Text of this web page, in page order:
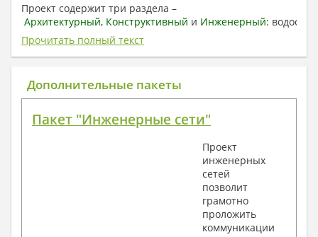
Проект содержит три раздела –
Архитектурный, Конструктивный и Инженерный:
отопление, вентиляция, канализация,
электроснабжение (приобретается за дополнительную
плату) + Пояснительная записка.
1. Архитектурный раздел:
План координационных осей
Поэтажные маркировочные планы с
Разрезы и состав конструкций
Фасады с ведомостью внешних отделок
Элементы проемов – спецификация
Ведомость перемычек – сечения и
Прочитать полный текст
Дополнительные пакеты
Пакет "Инженерные сети"
Проект
инженерных
сетей
позволит
грамотно
проложить
коммуникации